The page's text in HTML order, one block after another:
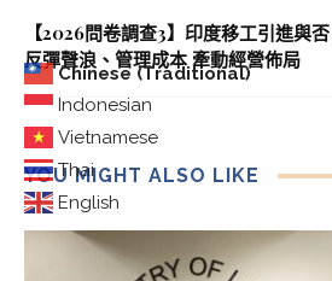
Chinese (Traditional)
Indonesian
Vietnamese
Thai
English
【2026問卷調查3】印度移工引進與
反彈聲浪、管理成本 牽動經營佈局
YOU MIGHT ALSO LIKE